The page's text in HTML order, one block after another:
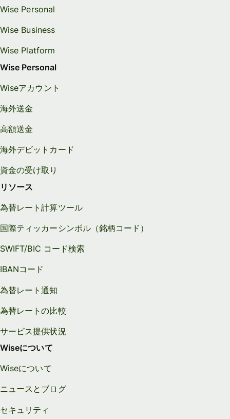
Wise Personal
Wise Business
Wise Platform
Wise Personal
Wiseアカウント
海外送金
高額送金
海外デビットカード
資金の受け取り
リソース
為替レート計算ツール
国際ティッカーシンボル（銘柄コード）
SWIFT/BIC コード検索
IBANコード
為替レート通知
為替レートの比較
サービス提供状況
Wiseについて
Wiseについて
ニュースとブログ
セキュリティ